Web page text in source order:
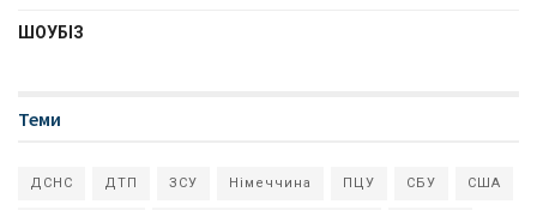
ШОУБІЗ
Теми
ДСНС ДТП ЗСУ Німеччина ПЦУ СБУ США